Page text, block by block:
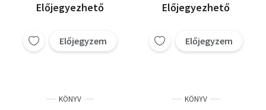
Előjegyezhető
Előjegyzem
Előjegyezhető
Előjegyzem
KÖNYV KÖNYV